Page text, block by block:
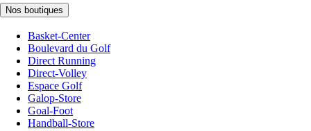
Nos boutiques
Basket-Center
Boulevard du Golf
Direct Running
Direct-Volley
Espace Golf
Galop-Store
Goal-Foot
Handball-Store